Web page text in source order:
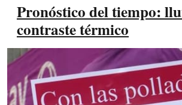
Pronóstico del tiempo:
contraste térmico